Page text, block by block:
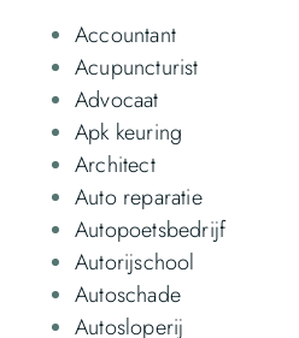
Accountant
Acupuncturist
Advocaat
Apk keuring
Architect
Auto reparatie
Autopoetsbedrijf
Autorijschool
Autoschade
Autosloperij